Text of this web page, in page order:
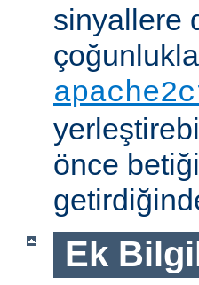
sinyallere
önce
Ek